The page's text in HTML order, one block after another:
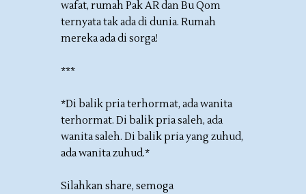
wafat, rumah Pak AR dan Bu Qom
ternyata tak ada di dunia. Rumah
mereka ada di sorga!
***
*Di balik pria terhormat, ada wanita
terhormat. Di balik pria saleh, ada
wanita saleh. Di balik pria yang zuhud,
ada wanita zuhud.*
Silahkan share, semoga